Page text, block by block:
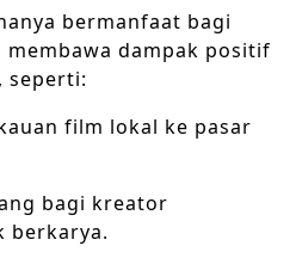
bermanfaat bagi
dampak positif
seperti:
film lokal ke pasar
bagi kreator
berkarya.